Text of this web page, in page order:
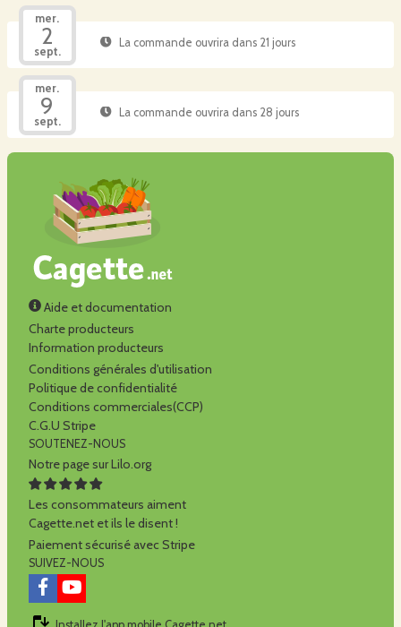
mer.
2
sept.
La commande ouvrira dans 21 jours
mer.
9
sept.
La commande ouvrira dans 28 jours
Aide et documentation
Charte producteurs
Information producteurs
Conditions générales d'utilisation
Politique de confidentialité
Conditions commerciales(CCP)
C.G.U Stripe
SOUTENEZ-NOUS
Notre page sur Lilo.org
Les consommateurs aiment
Cagette.net et ils le disent !
Paiement sécurisé avec Stripe
SUIVEZ-NOUS